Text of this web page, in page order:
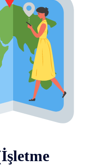
Kayıt Hizmetleri